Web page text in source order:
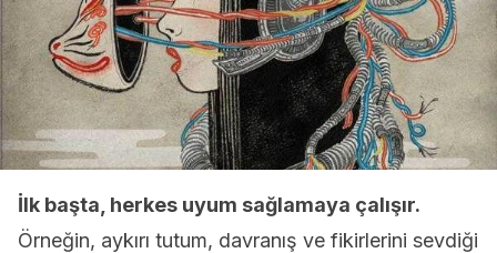
İlk başta, herkes uyum sağlamaya çalışır.
Örneğin, aykırı tutum, davranış ve fikirlerini sevdiği